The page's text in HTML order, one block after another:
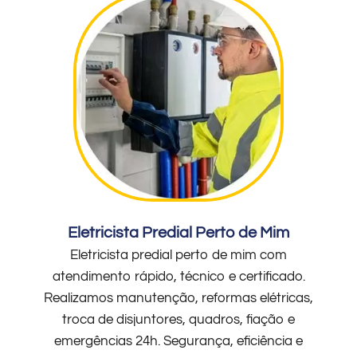
Eletricista Predial Perto de Mim
Eletricista predial perto de mim com
atendimento rápido, técnico e certificado.
Realizamos manutenção, reformas elétricas,
troca de disjuntores, quadros, fiação e
emergências 24h. Segurança, eficiência e